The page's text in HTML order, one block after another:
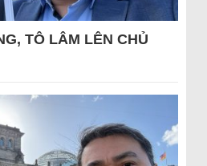
TÔ LÂM LÊN CHỦ